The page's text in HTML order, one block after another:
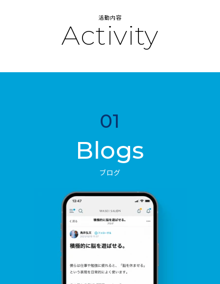
活動内容
Activity
01
Blogs
ブログ